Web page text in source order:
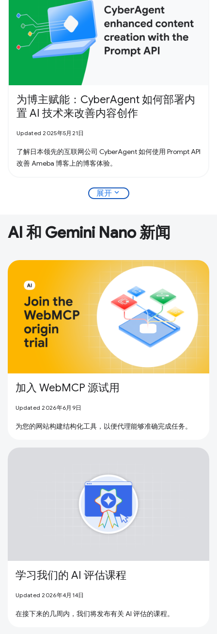
为博主赋能：CyberAgent 如何部署内
置 AI 技术来改善内容创作
Updated 2025年5月21日
了解日本领先的互联网公司 CyberAgent 如何使用 Prompt API
改善 Ameba 博客上的博客体验。
展开 expand_more
AI 和 Gemini Nano 新闻
加入 WebMCP 源试用
Updated 2026年6月9日
为您的网站构建结构化工具，以便代理能够准确完成任务。
学习我们的 AI 评估课程
Updated 2026年4月14日
在接下来的几周内，我们将发布有关 AI 评估的课程。